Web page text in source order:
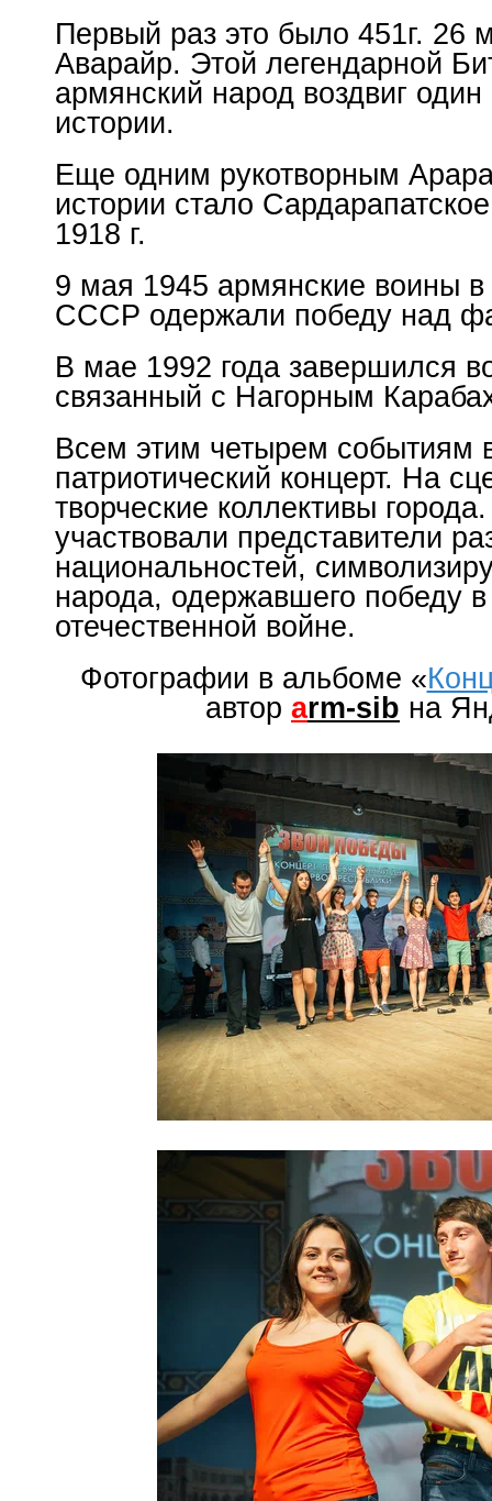
Первый раз это было 451г. 26
Аварайр. Этой легендарной
армянский народ воздвиг
истории.
Еще одним рукотворным
истории стало
1918 г.
9 мая 1945 армянские воины в
СССР одержали победу над
В мае 1992 года завершился
связанный с Нагорным
Всем этим четырем событиям
патриотический концерт. На
творческие коллективы
участвовали представители
национальностей,
народа, одержавшего победу
отечественной войне.
Фотографии в альбоме «
автор arm-sib на